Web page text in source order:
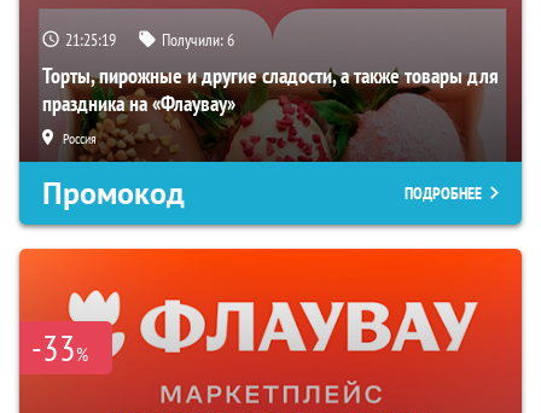
21:25:18 Получили:6
Торты, пирожные и другие сладости, а также товары для
праздника на «Флаувау»
Россия
Промокод ПОДРОБНЕЕ
-33%